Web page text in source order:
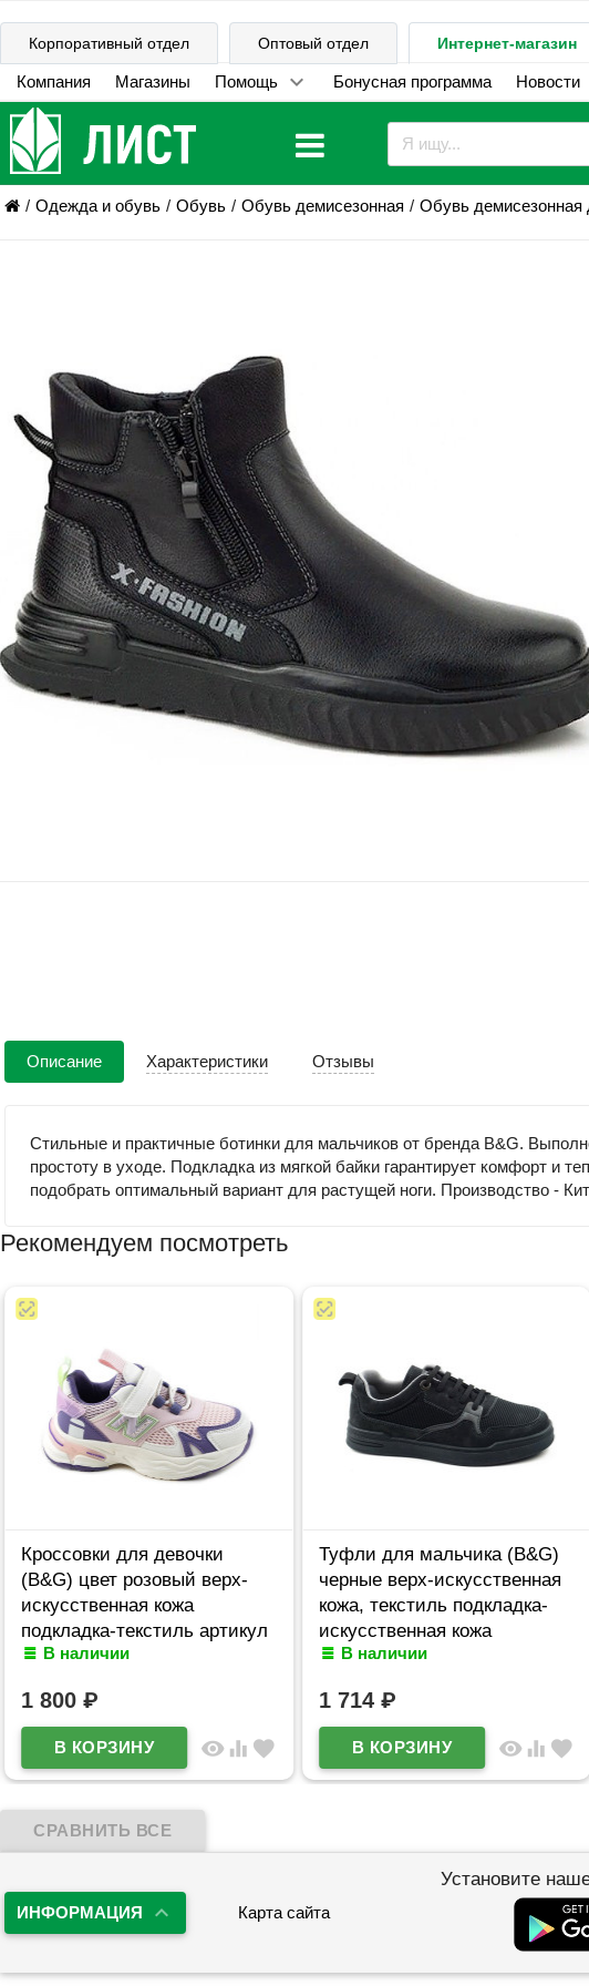
Корпоративный отдел Оптовый отдел Интернет-магазин
Компания Магазины Помощь Бонусная программа Новости
Одежда и обувь Обувь Обувь демисезонная Обувь демисезонная
Описание Характеристики Отзывы
Стильные и практичные ботинки для мальчиков от бренда B&G.
простоту в уходе. Подкладка из мягкой байки гарантирует комфорт и
подобрать оптимальный вариант для растущей ноги. Производство -
Рекомендуем посмотреть
Кроссовки для девочки
(B&G) цвет розовый верх-
искусственная кожа
подкладка-текстиль артикул
dz-2080-3H
В наличии
1 800 ₽
visibility equalizer favorite
Туфли для мальчика (B&G)
черные верх-искусственная
кожа, текстиль подкладка-
искусственная кожа
размерный ряд 33-38
В наличии
1 714 ₽
visibility equalizer favorite
ИНФОРМАЦИЯ Карта сайта
Установите